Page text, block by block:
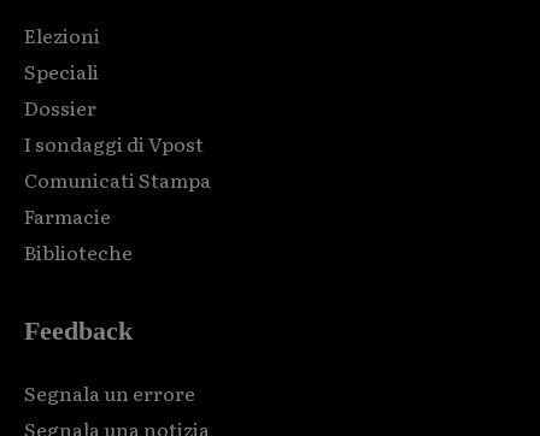
Elezioni
Speciali
Dossier
I sondaggi di Vpost
Comunicati Stampa
Farmacie
Biblioteche
Feedback
Segnala un errore
Segnala una notizia